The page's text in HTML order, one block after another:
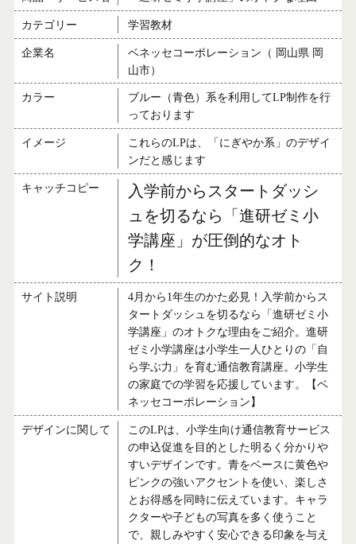
カテゴリー 学習教材
企業名
ベネッセコーポレーション（ 岡山県 岡
山市）
カラー
ブルー（青色）系を利用してLP制作を行
っております
イメージ
これらのLPは、「にぎやか系」のデザイ
ンだと感じます
キャッチコピー
入学前からスタートダッシ
ュを切るなら「進研ゼミ小
学講座」が圧倒的なオト
ク！
サイト説明
4月から1年生のかた必見！入学前からス
タートダッシュを切るなら「進研ゼミ小
学講座」のオトクな理由をご紹介。進研
ゼミ小学講座は小学生一人ひとりの「自
ら学ぶ力」を育む通信教育講座。小学生
の家庭での学習を応援しています。【ベ
ネッセコーポレーション】
デザインに関して
このLPは、小学生向け通信教育サービス
の申込促進を目的とした明るく分かりや
すいデザインです。青をベースに黄色や
ピンクの強いアクセントを使い、楽しさ
とお得感を同時に伝えています。キャラ
クターや子どもの写真を多く使うこと
で、親しみやすく安心できる印象を与え